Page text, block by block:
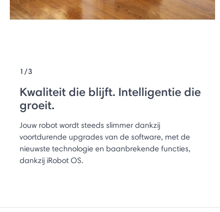
1/3
Kwaliteit die blijft. Intelligentie die
groeit.
Jouw robot wordt steeds slimmer dankzij
voortdurende upgrades van de software, met de
nieuwste technologie en baanbrekende functies,
dankzij iRobot OS.